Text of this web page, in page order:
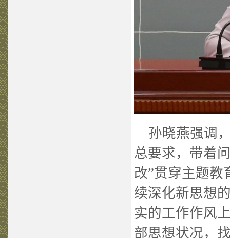
孙晓燕强调
总要求，带着
改”贯穿主题教
续深化新思想
实的工作作风
部思想状况，